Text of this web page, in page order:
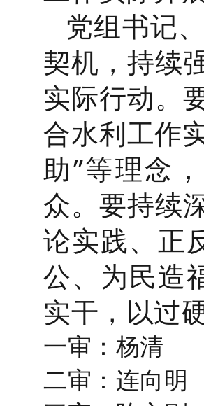
党组书记
契机，持续
实际行动。
合水利工作
助”等理念
众。要持续
论实践、正
公、为民造
实干，以过
一审：杨清
二审：连向明